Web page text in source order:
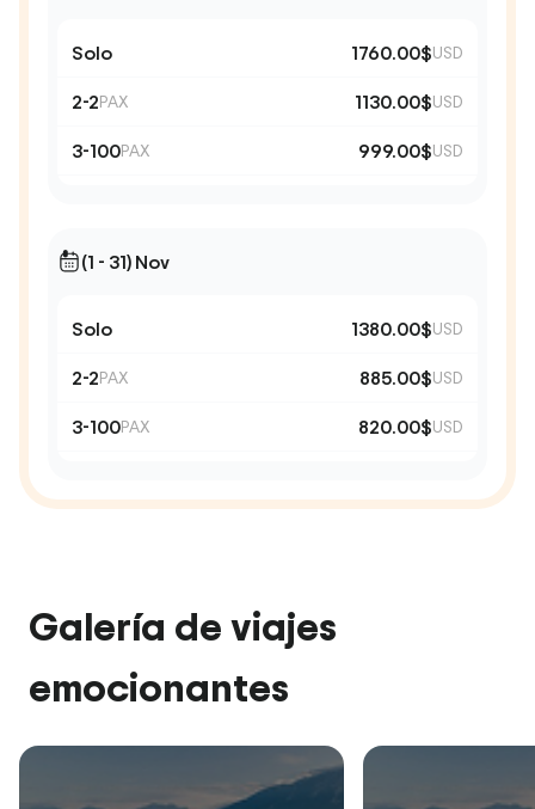
Solo 1760.00$USD
2-2PAX 1130.00$USD
3-100PAX 999.00$USD
(1 - 31) Nov
Solo 1380.00$USD
2-2PAX 885.00$USD
3-100PAX 820.00$USD
Galería de viajes
emocionantes